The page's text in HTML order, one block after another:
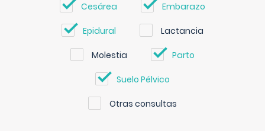
Cesárea Embarazo
Epidural Lactancia
Molestia Parto
Suelo Pélvico
Otras consultas